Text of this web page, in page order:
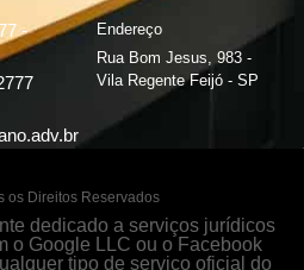
-
Endereço
Rua Bom Jesus, 983 -
Vila Regente Feijó - SP
os Direitos Reservados
dedicado a serviços jurídicos
o Google LLC ou o Facebook
tipo de serviço oficial do